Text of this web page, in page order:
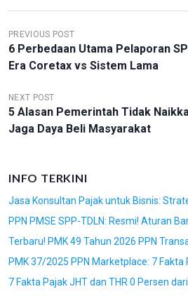
N
A
I
G
I
P
O
S
PREVIOUS POST
6 Perbedaan Utama Pelaporan
Era Coretax vs Sistem Lama
NEXT POST
5 Alasan Pemerintah Tidak
Jaga Daya Beli Masyarakat
INFO TERKINI
Jasa Konsultan Pajak untuk Bisnis:
PPN PMSE SPP-TDLN: Resmi! Aturan
Terbaru! PMK 49 Tahun 2026 PPN
PMK 37/2025 PPN Marketplace: 7 Fakta
7 Fakta Pajak JHT dan THR 0 Persen